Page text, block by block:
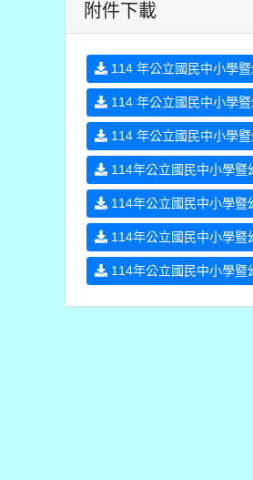
附件下載
114 年公立國民中小學
114 年公立國民中小學
114 年公立國民中小學
114年公立國民中小學
114年公立國民中小學
114年公立國民中小學
114年公立國民中小學